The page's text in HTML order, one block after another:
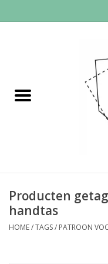
✂︎Nieuw
Fournituren
Patronen
Producten
handtas
HOME/TAGS/ PATROON